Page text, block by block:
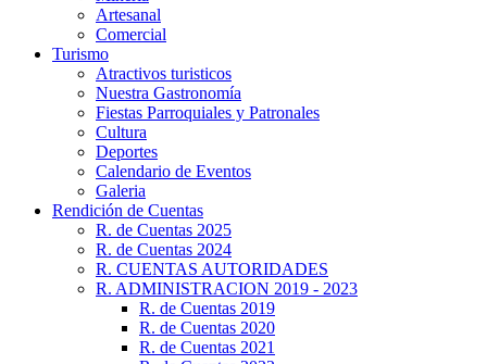
Artesanal
Comercial
Turismo
Atractivos turisticos
Nuestra Gastronomía
Fiestas Parroquiales y Patronales
Cultura
Deportes
Calendario de Eventos
Galeria
Rendición de Cuentas
R. de Cuentas 2025
R. de Cuentas 2024
R. CUENTAS AUTORIDADES
R. ADMINISTRACION 2019 - 2023
R. de Cuentas 2019
R. de Cuentas 2020
R. de Cuentas 2021